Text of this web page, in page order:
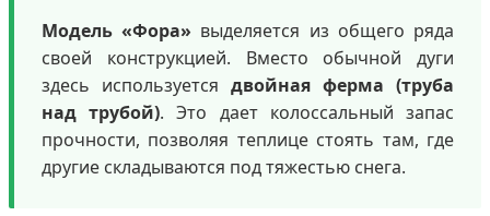
Модель «Фора» выделяется из общего ряда
своей конструкцией. Вместо обычной дуги
здесь используется двойная ферма (труба
над трубой). Это дает колоссальный запас
прочности, позволяя теплице стоять там, где
другие складываются под тяжестью снега.